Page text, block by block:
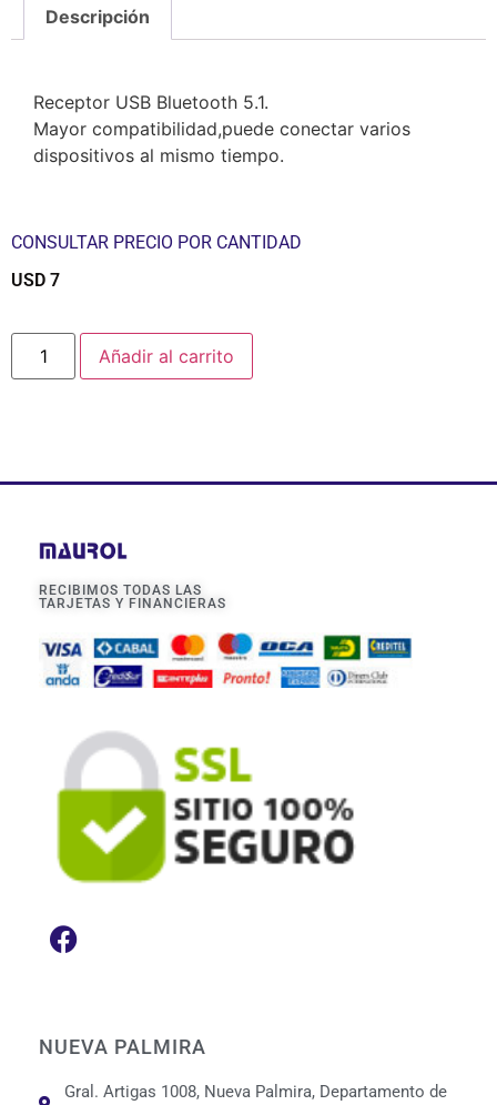
Descripción
Receptor USB Bluetooth 5.1.
Mayor compatibilidad,puede conectar varios
dispositivos al mismo tiempo.
CONSULTAR PRECIO POR CANTIDAD
USD 7
Añadir al carrito
RECIBIMOS TODAS LAS
TARJETAS Y FINANCIERAS
NUEVA PALMIRA
Gral. Artigas 1008, Nueva Palmira, Departamento de